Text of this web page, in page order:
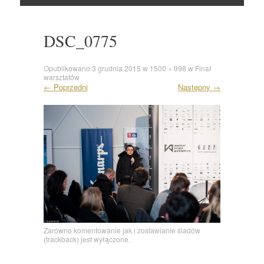
DSC_0775
Opublikowano 3 grudnia 2015 w 1500 × 998 w Finał
warsztatów
← Poprzedni Następny →
Zarówno komentowanie jak i zostawianie śladów
(trackback) jest wyłączone.